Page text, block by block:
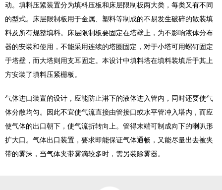
动。填料压紧装置分为填料压板和床层限制板两大类，每类又有不同
的型式。床层限制板用于金属、塑料等制成的不易发生破碎的散装填
料及所有规整填料。床层限制板要固定在塔壁上，为不影响液体分布
器的安装和使用，不能采用连续的塔圈固定，对于小塔可用螺钉固定
于塔壁，而大塔则用支耳固定。本设计中填料塔在填料装填后于其上
方安装了填料压紧栅板。
气体进口装置的设计，应能防止淋下的液体进入管内，同时还要使气
体分散均匀。因此不宜使气流直接由管接口或水平管冲入塔内，而应
使气体的出口朝下，使气流折转向上。管得末端可制成向下的喇叭形
扩大口。气体出口装置，要求即能保证气体通畅，又能尽量出去被夹
带的雾沫，当气体夹带雾滴较多时，需另装除雾器。